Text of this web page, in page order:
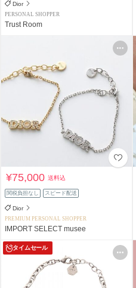
Dior
PERSONAL SHOPPER
Trust Room
¥75,000送料込
関税負担なし スピード配送
Dior
PREMIUM PERSONAL SHOPPER
IMPORT SELECT musee
タイムセール